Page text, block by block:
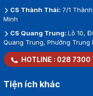
CS Thành Thái: 7/1
Minh
CS Quang Trung:Lô 10,
Quang Trung, Phường Trung
HOTLINE : 028 7300
Tiện ích khác